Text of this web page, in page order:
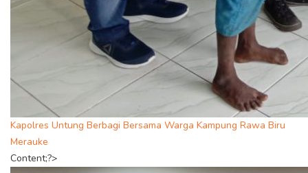
Kapolres Untung Berbagi Bersama Warga Kampung Rawa Biru
Merauke
Content;?>